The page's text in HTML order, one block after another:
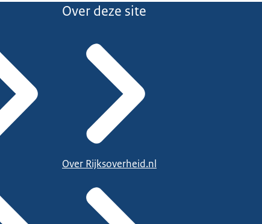
Over deze site
Over Rijksoverheid.nl